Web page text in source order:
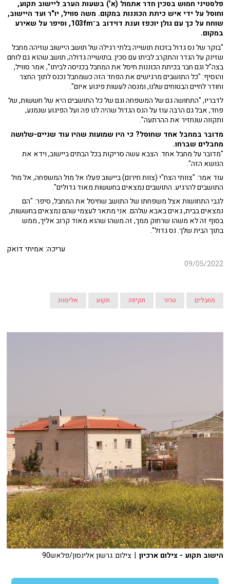
פלסטיני חמוש בסכין חדר אתמול (א') בשעות הערב ליישוב תקוע,
וחוסל על ידי איש כיתת הכוננות במקום. משה סוויל, יו"ר ועד היישוב,
שוחח על כך עם גולן יוכפז וענת דוידוב ב־103fm, וסיפר על שאירע
במקום.
"בוקר של נס גדול בזכות תושייה בלתי רגילה של תושב היישוב שזיהה מחבל
שזינק על הגדר והתקרב לביתו עם סכין. בתושייה גדולה, תושב שהוא גם לוחם
בצה"ל וגם חבר בכיתת הכוננות חיסל את המחבל בכניסה לביתו", אמר סוויל,
והוסיף: "כל התושבים מרגישים את הפחד הזה כשמחבל נכנס לתוך החצר
וחודר לחיים הבטוחים שלנו, ומנסה לעשות פיגוע איום".
לדבריו, "התחושה גם של המשפחה וגם של כל התושבים היא של חששות, של
פחד, אבל גם הרבה עוז על הנס הגדול שהיה לנו פה ועל הפיגוע שנמנע,
ותקווה שנחזיר את ההרתעה".
מדובר במחבל אחד שחוסל? כי היו שמועות שהיו עוד שניים-שלושה
מחבלים שברחו.
"מדובר על מחבל אחד. הצבא עשה סריקות בכל הבתים ביישוב, וידא את
הנושא הזה".
עוד אמר: "צוותי הצח"י (צוות חירום) ביישוב פעלו אל מול המשפחה, אל מול
התושבים להרגיע. התושבים נמצאים בחששות מאוד גדולים".
לגבי התחושות אצל משפחתו של התושב שחיסל את המחבל, סיפר: "הם
נמצאים בבית, גאים באבא שלהם. אני מתאר לעצמי שהם נמצאים בחששות,
בסוף זה לא משהו שרחוק ממך, זה משהו שהוא מאוד קרוב אליך, ממש
בתוך הבית שלך. נס גדול".
עריכה: אמיתי דואק
09/05/2022
מחבלים טרור תקיפה תקוע אלימות
הישוב תקוע - צילום ארכיון | צילום: גרשון אלינסון/פלאש90